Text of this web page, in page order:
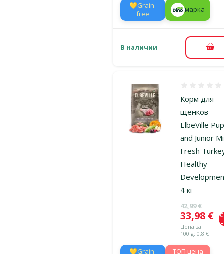
💛Grain-
free
марка
В наличии В
Корм для
щенков –
ElbeVille
and Junior
Fresh
Healthy
4 кг
Исходная
42,99 €
Цена
33,98 €
Цена за
100 g: 0,8 €
💛Grain-
TOП цена